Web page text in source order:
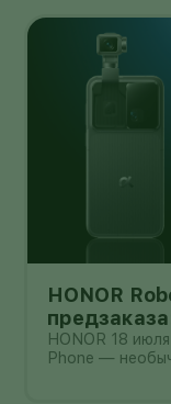
HONOR
камера на
HONOR 18
Phone —